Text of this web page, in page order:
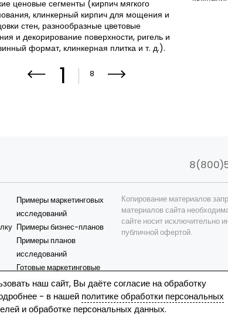
ценовые сегменты (кирпич мягкого
клинкерный кирпич для мощения и
стен, разнообразные цветовые
и декорирование поверхности, ригель и
формат, клинкерная плитка и т. д.).
1 8
Примеры маркетинговых
исследований
Примеры бизнес-планов
Примеры планов
исследований
Готовые маркетинговые
исследования
Готовые бизнес-планы
Наиболее популярные
Копирование материалов
материалов сайта
сайте носит исключительно
публичной офертой.
наш сайт, Вы даёте согласие на обработку
- в нашей политике обработки персональных
иобработке персональных данных.